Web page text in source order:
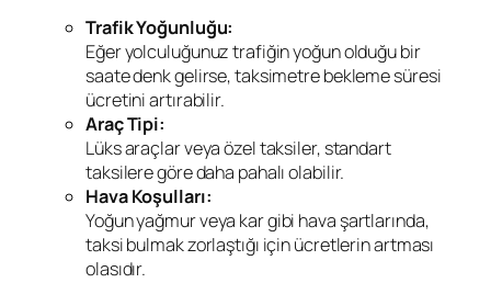
Trafik Yoğunluğu:
Eğer yolculuğunuz trafiğin yoğun olduğu bir
saate denk gelirse, taksimetre bekleme süresi
ücretini artırabilir.
Araç Tipi:
Lüks araçlar veya özel taksiler, standart
taksilere göre daha pahalı olabilir.
Hava Koşulları:
Yoğun yağmur veya kar gibi hava şartlarında,
taksi bulmak zorlaştığı için ücretlerin artması
olasıdır.